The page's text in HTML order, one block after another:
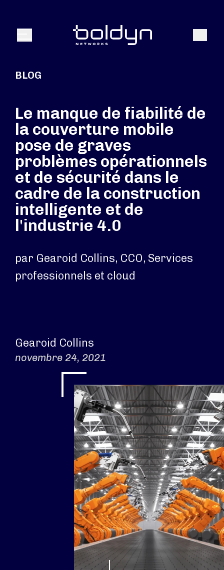
Menu
BLOG
Le manque de fiabilité de
la couverture mobile
pose de graves
problèmes opérationnels
et de sécurité dans le
cadre de la construction
intelligente et de
l'industrie 4.0
par Gearoid Collins, CCO, Services
professionnels et cloud
Gearoid Collins
novembre 24, 2021